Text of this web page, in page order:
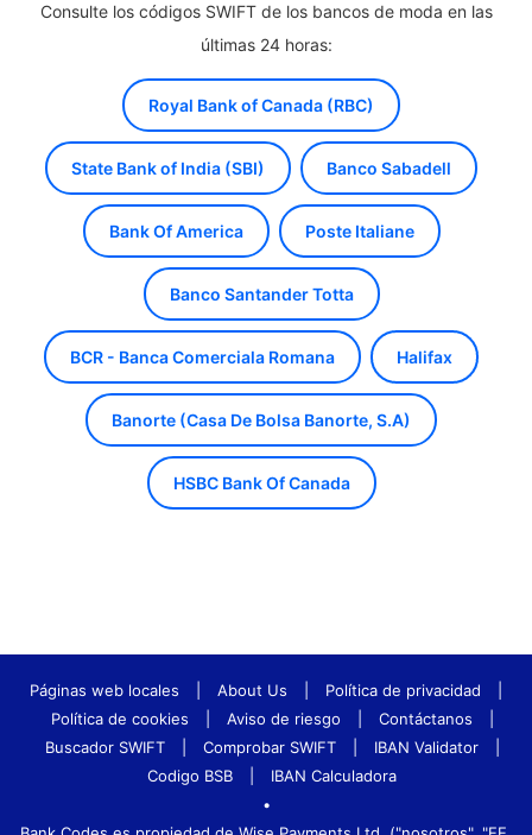
Consulte los códigos SWIFT de los bancos de moda en las
últimas 24 horas:
Royal Bank of Canada (RBC)
State Bank of India (SBI) Banco Sabadell
Bank Of America Poste Italiane
Banco Santander Totta
BCR - Banca Comerciala Romana Halifax
Banorte (Casa De Bolsa Banorte, S.A)
HSBC Bank Of Canada
Páginas web locales About Us Política de privacidad
Política de cookies
Aviso de riesgo Contáctanos
Buscador SWIFT
Comprobar SWIFT IBAN Validator
Codigo BSB
IBAN Calculadora
•